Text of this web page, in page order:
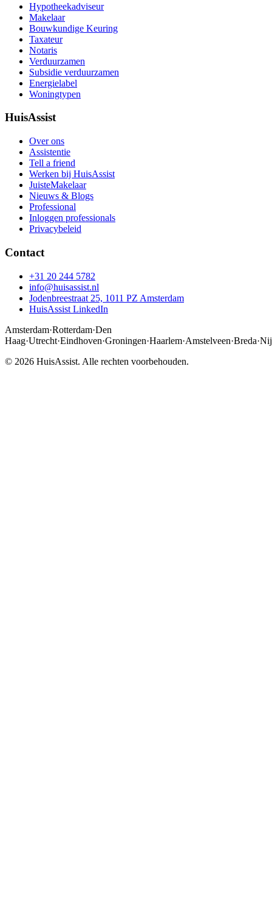
Hypotheekadviseur
Makelaar
Bouwkundige Keuring
Taxateur
Notaris
Verduurzamen
Subsidie verduurzamen
Energielabel
Woningtypen
HuisAssist
Over ons
Assistentie
Tell a friend
Werken bij HuisAssist
JuisteMakelaar
Nieuws & Blogs
Professional
Inloggen professionals
Privacybeleid
Contact
+31 20 244 5782
info@huisassist.nl
Jodenbreestraat 25, 1011 PZ Amsterdam
HuisAssist LinkedIn
Amsterdam·Rotterdam·Den
Haag·Utrecht·Eindhoven·Groningen·Haarlem·Amstelveen·Breda·
© 2026 HuisAssist. Alle rechten voorbehouden.